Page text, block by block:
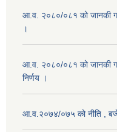
आ.व. २०८०/०८१ को जानकी
।
आ.व. २०८०/०८१ को जानकी
निर्णय ।
आ.व.२०७४/०७५ को नीति ,